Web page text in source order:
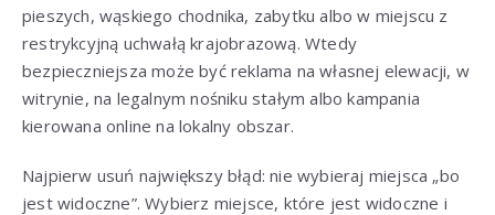
pieszych, wąskiego chodnika, zabytku albo w miejscu z
restrykcyjną uchwałą krajobrazową. Wtedy
bezpieczniejsza może być reklama na własnej elewacji, w
witrynie, na legalnym nośniku stałym albo kampania
kierowana online na lokalny obszar.
Najpierw usuń największy błąd: nie wybieraj miejsca „bo
jest widoczne”. Wybierz miejsce, które jest widoczne i